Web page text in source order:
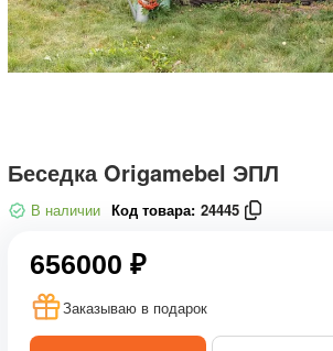
Беседка Origamebel ЭПЛ
В наличии Код товара: 24445
656000 ₽
Заказываю в подарок